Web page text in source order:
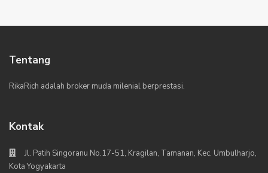
Tentang
RikaRich adalah broker muda milenial berprestasi.
Kontak
Jl. Patih Singoranu No.17-51, Kragilan, Tamanan, Kec. Umbulharjo,
Kota Yogyakarta